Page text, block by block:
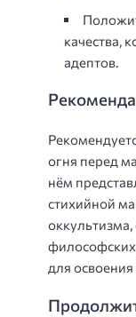
качества,
адептов.
огня перед
нём
стихийной
философских
для